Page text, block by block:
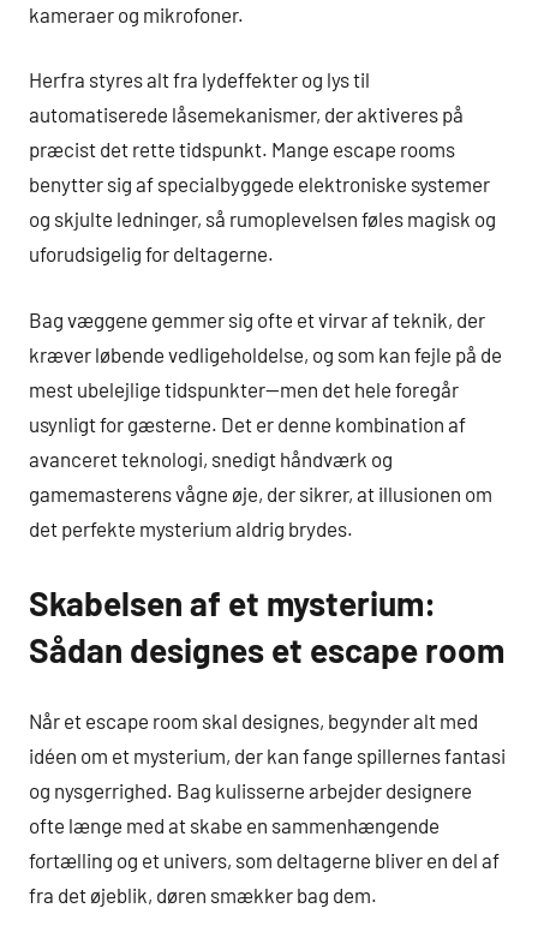
kameraer og mikrofoner.
Herfra styres alt fra lydeffekter og lys til
automatiserede låsemekanismer, der aktiveres på
præcist det rette tidspunkt. Mange escape rooms
benytter sig af specialbyggede elektroniske systemer
og skjulte ledninger, så rumoplevelsen føles magisk og
uforudsigelig for deltagerne.
Bag væggene gemmer sig ofte et virvar af teknik, der
kræver løbende vedligeholdelse, og som kan fejle på de
mest ubelejlige tidspunkter—men det hele foregår
usynligt for gæsterne. Det er denne kombination af
avanceret teknologi, snedigt håndværk og
gamemasterens vågne øje, der sikrer, at illusionen om
det perfekte mysterium aldrig brydes.
Skabelsen af et mysterium:
Sådan designes et escape room
Når et escape room skal designes, begynder alt med
idéen om et mysterium, der kan fange spillernes fantasi
og nysgerrighed. Bag kulisserne arbejder designere
ofte længe med at skabe en sammenhængende
fortælling og et univers, som deltagerne bliver en del af
fra det øjeblik, døren smækker bag dem.